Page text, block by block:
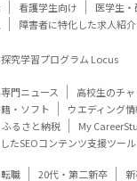
看護学生向け 医学生
障害者に特化した求人紹
究学習プログラム Locus
門ニュース 高校生のチ
・ソフト ウエディング情
ふるさと納税 My
たSEOコンテンツ支援ツール
職 20代・第二新卒